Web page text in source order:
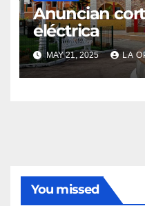
Anuncian
eléctrica
MAY 21, 2025 LA
You missed